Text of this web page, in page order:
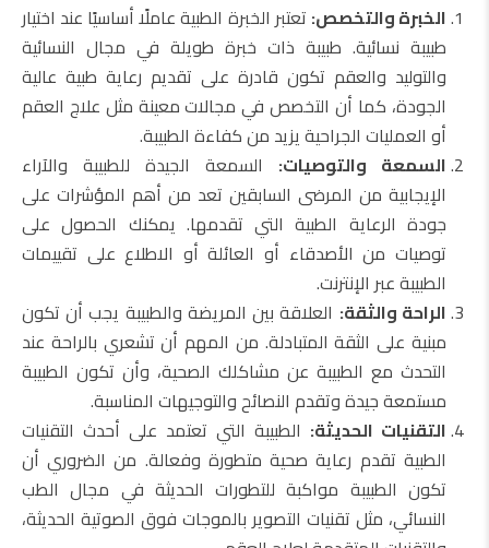
الخبرة والتخصص: تعتبر الخبرة الطبية عاملًا أساسيًا عند اختيار
طبيبة نسائية. طبيبة ذات خبرة طويلة في مجال النسائية
والتوليد والعقم تكون قادرة على تقديم رعاية طبية عالية
الجودة، كما أن التخصص في مجالات معينة مثل علاج العقم
أو العمليات الجراحية يزيد من كفاءة الطبيبة.
السمعة والتوصيات: السمعة الجيدة للطبيبة والآراء
الإيجابية من المرضى السابقين تعد من أهم المؤشرات على
جودة الرعاية الطبية التي تقدمها. يمكنك الحصول على
توصيات من الأصدقاء أو العائلة أو الاطلاع على تقييمات
الطبيبة عبر الإنترنت.
الراحة والثقة: العلاقة بين المريضة والطبيبة يجب أن تكون
مبنية على الثقة المتبادلة. من المهم أن تشعري بالراحة عند
التحدث مع الطبيبة عن مشاكلك الصحية، وأن تكون الطبيبة
مستمعة جيدة وتقدم النصائح والتوجيهات المناسبة.
التقنيات الحديثة: الطبيبة التي تعتمد على أحدث التقنيات
الطبية تقدم رعاية صحية متطورة وفعالة. من الضروري أن
تكون الطبيبة مواكبة للتطورات الحديثة في مجال الطب
النسائي، مثل تقنيات التصوير بالموجات فوق الصوتية الحديثة،